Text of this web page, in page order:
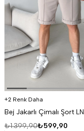
2 Renk Daha
₺599,90
₺1.399,90